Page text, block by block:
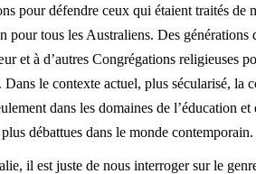
pour défendre ceux qui étaient traités de
pour tous les Australiens. Des générations
et à d’autres Congrégations religieuses
le contexte actuel, plus sécularisé, la
dans les domaines de l’éducation et
débattues dans le monde contemporain.
il est juste de nous interroger sur le